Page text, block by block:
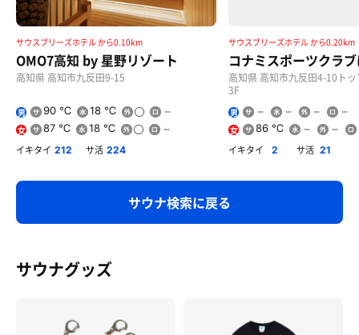
サウスブリーズホテル から0.10km
OMO7高知 by 星野リゾート
高知県 高知市九反田9-15
男 90 ℃ 18 ℃
女 87 ℃ 18 ℃
イキタイ 212 サ活 224
サウスブリーズホテル から0.20km
コナミスポーツクラ
高知県 高知市九反田4-10ト
3F
男
女
86 ℃
イキタイ 2 サ活 21
サウナ検索に戻る
サウナグッズ